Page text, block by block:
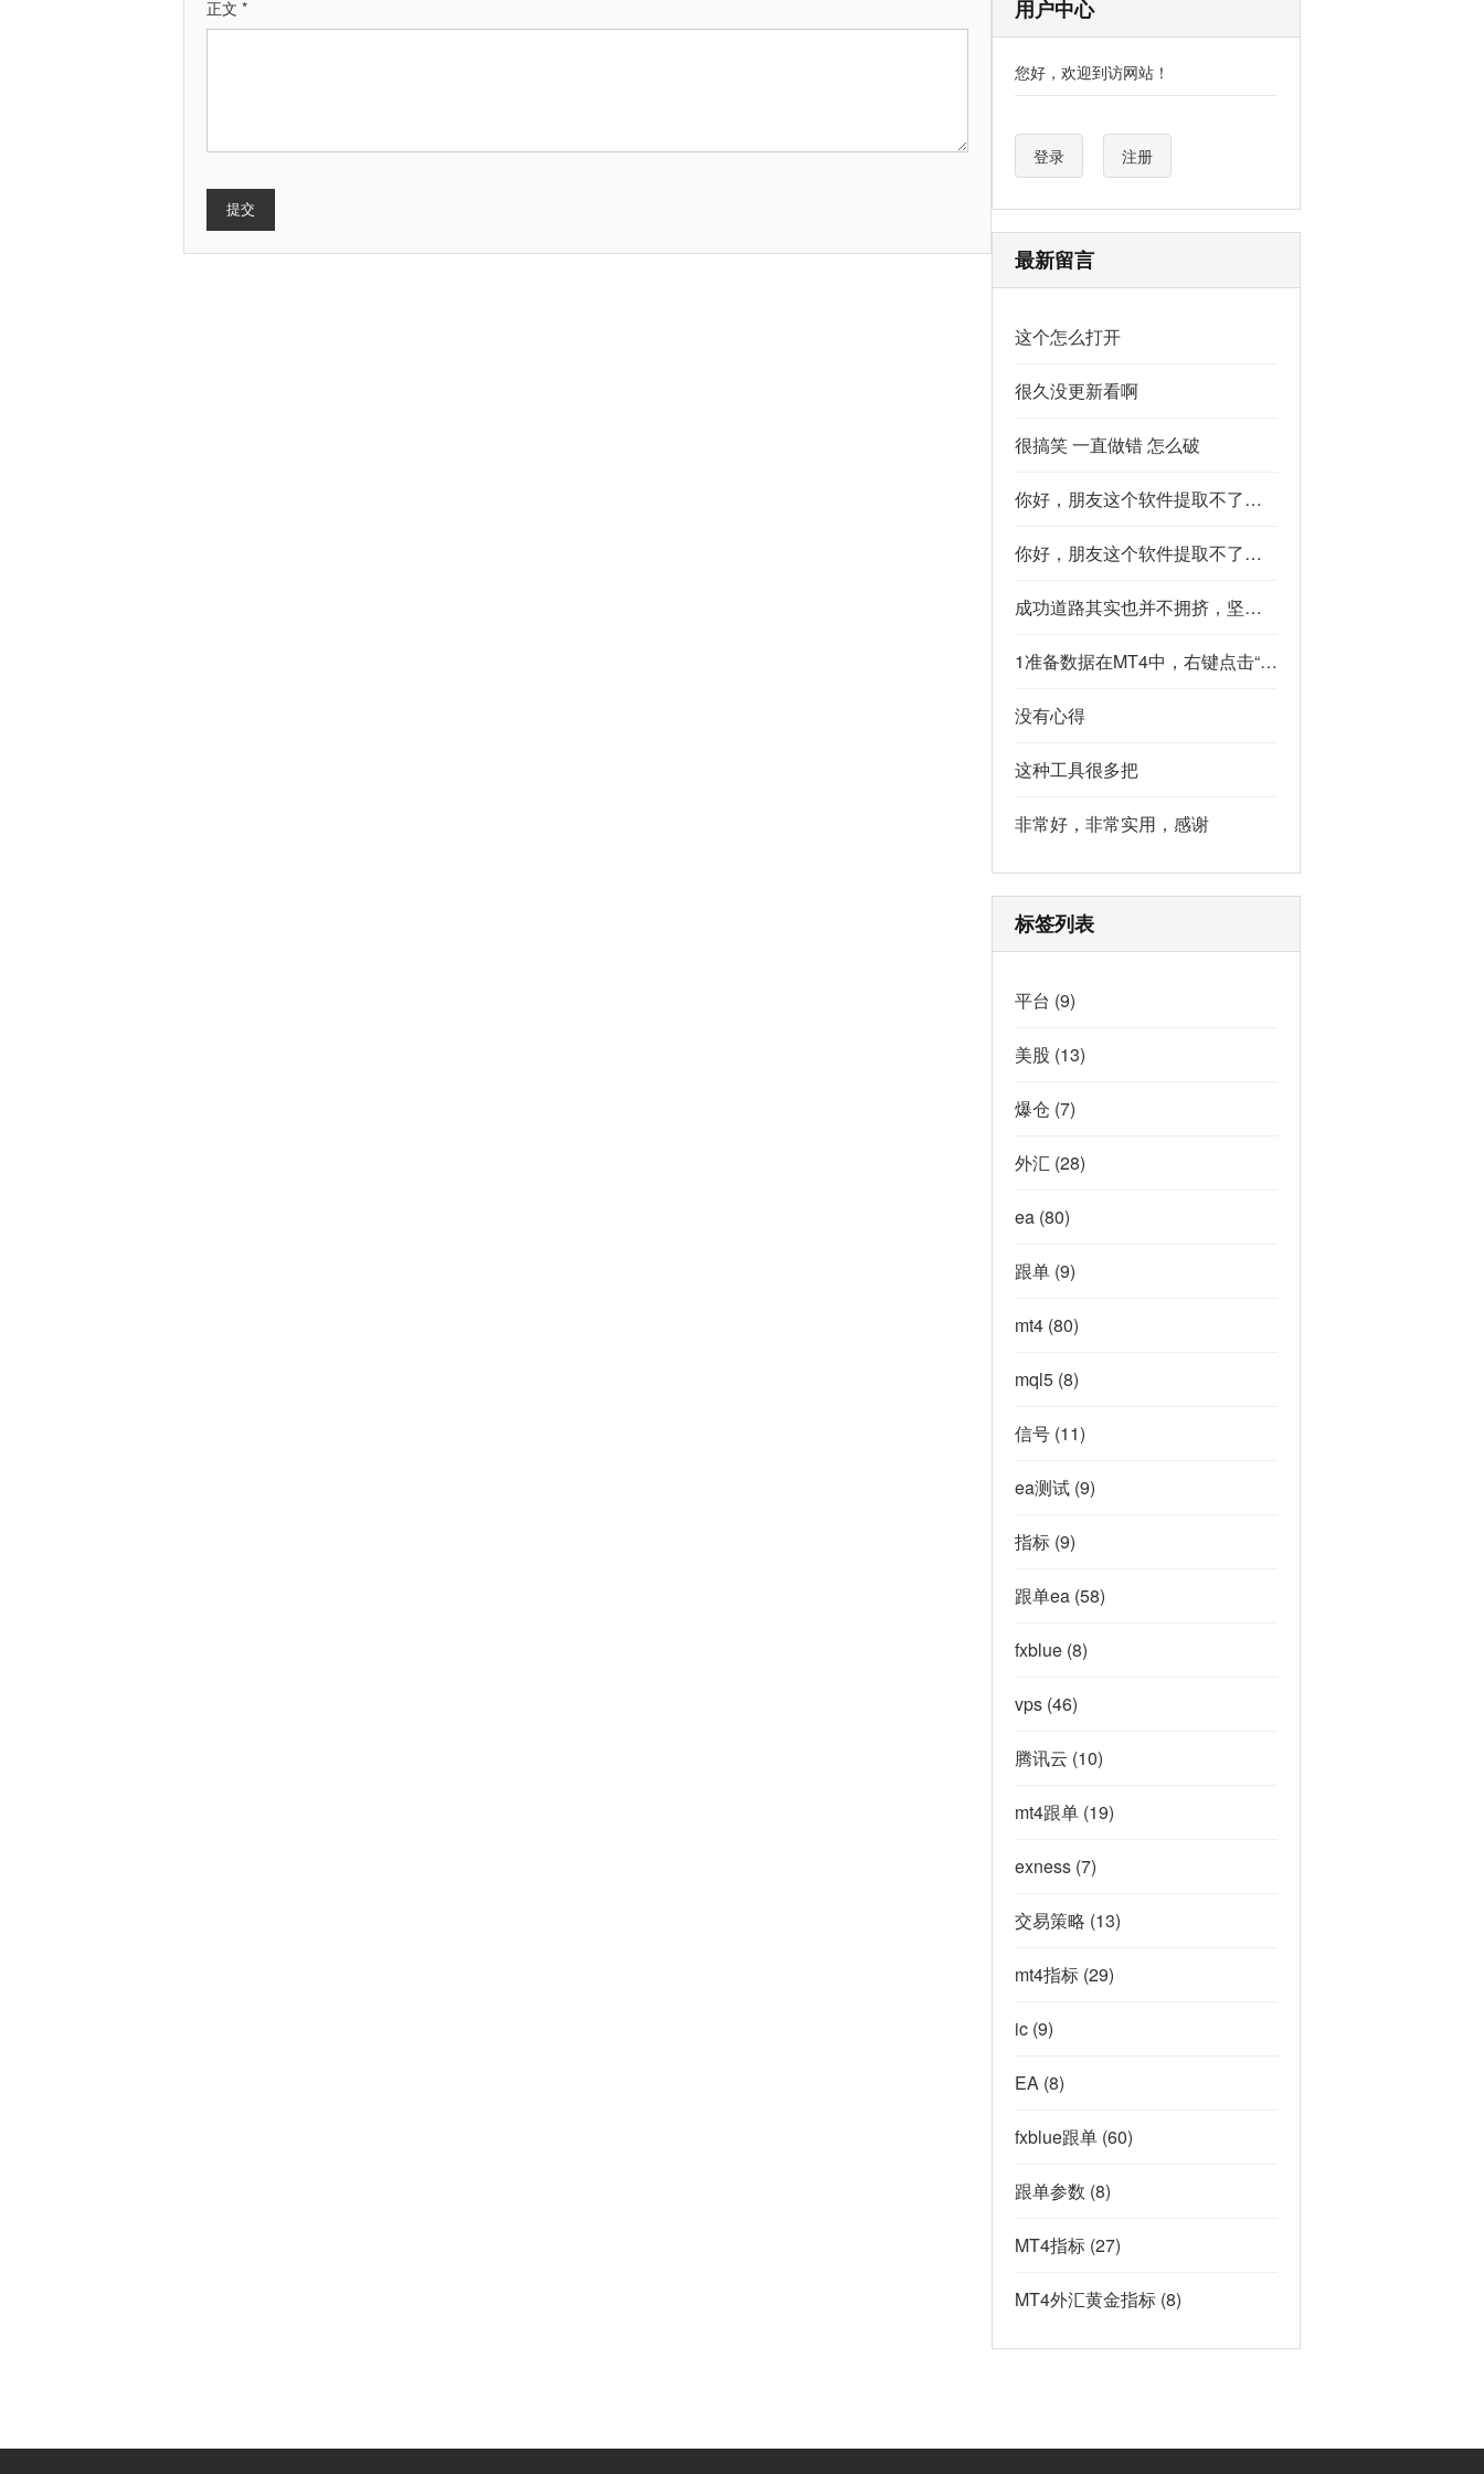
正文 *
提交
用户中心
您好，欢迎到访网站！
登录 注册
最新留言
这个怎么打开
很久没更新看啊
很搞笑 一直做错 怎么破
你好，朋友这个软件提取不了如果你看到了，能不能把这个纯净版的发我邮箱里不
你好，朋友这个软件提取不了如果你看到了，能不能把这个纯净版的发我邮箱里不
成功道路其实也并不拥挤，坚持下去的人，少之又少,说的真好
1准备数据在MT4中，右键点击“账户历史” → 选择“保存为详细户口结单” → 保存为一个HTML文件。用Excel打开这个HTML文件，或者打开它并复制全部内容，粘贴到一个空白Excel工作表中。2使用你的.xlsm文件打开你已经保存好的“MT4报表合并神器.xlsm”文件。将上一步中未处理的两行数据，复制并粘贴到这个.xlsm文件的第一个工作表中。3运行宏在Excel中，按快捷键 Alt + F8 打开“宏”对话框。选择名为 MergeMT4Statement_Ultimate 的宏，然后点击“执行”或“运行”。4完成宏运行后，你会发现原本错位成两行的数据，已经自动合并成一行了。
没有心得
这种工具很多把
非常好，非常实用，感谢
标签列表
平台 (9)
美股 (13)
爆仓 (7)
外汇 (28)
ea(80)
跟单(9)
mt4(80)
mql5(8)
信号(11)
ea测试(9)
指标(9)
跟单ea(58)
fxblue(8)
vps(46)
腾讯云 (10)
mt4跟单(19)
exness(7)
交易策略 (13)
mt4指标(29)
ic(9)
EA(8)
fxblue跟单(60)
跟单参数 (8)
MT4指标(27)
MT4外汇黄金指标(8)